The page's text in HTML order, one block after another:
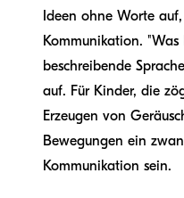
Ideen ohne Worte
Kommunikation.
beschreibende
auf. Für Kinder, die
Erzeugen von
Bewegungen ein
Kommunikation sein.